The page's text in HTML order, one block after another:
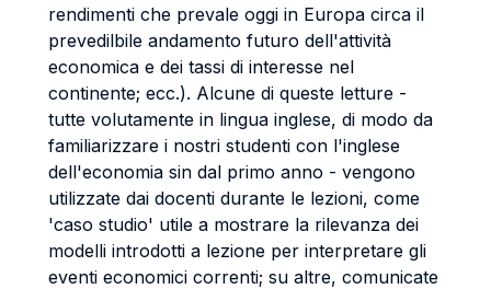
rendimenti che prevale oggi in Europa circa il
prevedilbile andamento futuro dell'attività
economica e dei tassi di interesse nel
continente; ecc.). Alcune di queste letture -
tutte volutamente in lingua inglese, di modo da
familiarizzare i nostri studenti con l'inglese
dell'economia sin dal primo anno - vengono
utilizzate dai docenti durante le lezioni, come
'caso studio' utile a mostrare la rilevanza dei
modelli introdotti a lezione per interpretare gli
eventi economici correnti; su altre, comunicate